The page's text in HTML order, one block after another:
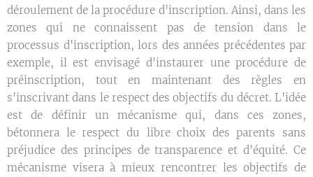
déroulement de la procédure d'inscription. Ainsi, dans les
zones qui ne connaissent pas de tension dans le
processus d'inscription, lors des années précédentes par
exemple, il est envisagé d'instaurer une procédure de
préinscription, tout en maintenant des règles en
s'inscrivant dans le respect des objectifs du décret. L'idée
est de définir un mécanisme qui, dans ces zones,
bétonnera le respect du libre choix des parents sans
préjudice des principes de transparence et d'équité. Ce
mécanisme visera à mieux rencontrer les objectifs de